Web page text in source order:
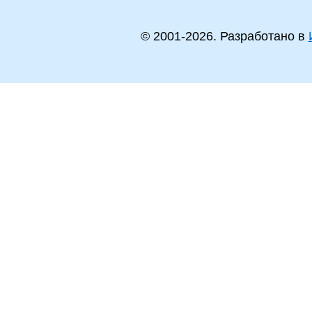
© 2001-2026. Разработано в